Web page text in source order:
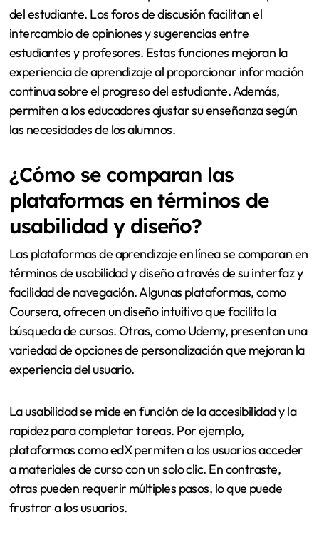
del estudiante. Los foros de discusión facilitan el
intercambio de opiniones y sugerencias entre
estudiantes y profesores. Estas funciones mejoran la
experiencia de aprendizaje al proporcionar información
continua sobre el progreso del estudiante. Además,
permiten a los educadores ajustar su enseñanza según
las necesidades de los alumnos.
¿Cómo se comparan las
plataformas en términos de
usabilidad y diseño?
Las plataformas de aprendizaje en línea se comparan en
términos de usabilidad y diseño a través de su interfaz y
facilidad de navegación. Algunas plataformas, como
Coursera, ofrecen un diseño intuitivo que facilita la
búsqueda de cursos. Otras, como Udemy, presentan una
variedad de opciones de personalización que mejoran la
experiencia del usuario.
La usabilidad se mide en función de la accesibilidad y la
rapidez para completar tareas. Por ejemplo,
plataformas como edX permiten a los usuarios acceder
a materiales de curso con un solo clic. En contraste,
otras pueden requerir múltiples pasos, lo que puede
frustrar a los usuarios.